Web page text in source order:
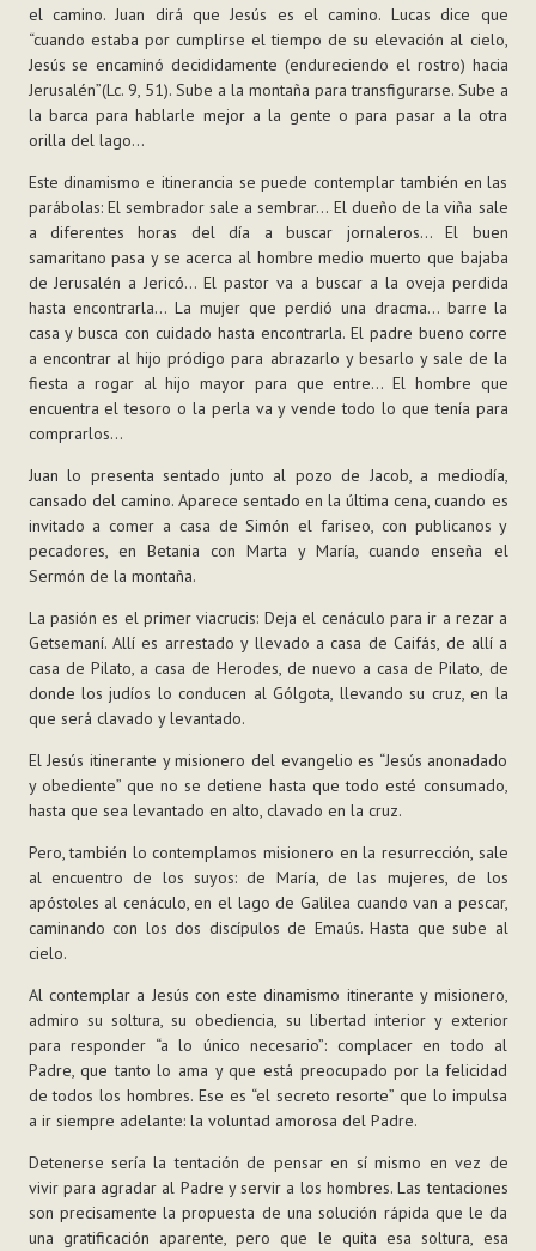
el camino. Juan dirá que Jesús es el camino. Lucas dice que
“cuando estaba por cumplirse el tiempo de su elevación al cielo,
Jesús se encaminó decididamente (endureciendo el rostro) hacia
Jerusalén”(Lc. 9, 51). Sube a la montaña para transfigurarse. Sube a
la barca para hablarle mejor a la gente o para pasar a la otra
orilla del lago…
Este dinamismo e itinerancia se puede contemplar también en las
parábolas: El sembrador sale a sembrar… El dueño de la viña sale
a diferentes horas del día a buscar jornaleros… El buen
samaritano pasa y se acerca al hombre medio muerto que bajaba
de Jerusalén a Jericó… El pastor va a buscar a la oveja perdida
hasta encontrarla… La mujer que perdió una dracma… barre la
casa y busca con cuidado hasta encontrarla. El padre bueno corre
a encontrar al hijo pródigo para abrazarlo y besarlo y sale de la
fiesta a rogar al hijo mayor para que entre… El hombre que
encuentra el tesoro o la perla va y vende todo lo que tenía para
comprarlos…
Juan lo presenta sentado junto al pozo de Jacob, a mediodía,
cansado del camino. Aparece sentado en la última cena, cuando es
invitado a comer a casa de Simón el fariseo, con publicanos y
pecadores, en Betania con Marta y María, cuando enseña el
Sermón de la montaña.
La pasión es el primer viacrucis: Deja el cenáculo para ir a rezar a
Getsemaní. Allí es arrestado y llevado a casa de Caifás, de allí a
casa de Pilato, a casa de Herodes, de nuevo a casa de Pilato, de
donde los judíos lo conducen al Gólgota, llevando su cruz, en la
que será clavado y levantado.
El Jesús itinerante y misionero del evangelio es “Jesús anonadado
y obediente” que no se detiene hasta que todo esté consumado,
hasta que sea levantado en alto, clavado en la cruz.
Pero, también lo contemplamos misionero en la resurrección, sale
al encuentro de los suyos: de María, de las mujeres, de los
apóstoles al cenáculo, en el lago de Galilea cuando van a pescar,
caminando con los dos discípulos de Emaús. Hasta que sube al
cielo.
Al contemplar a Jesús con este dinamismo itinerante y misionero,
admiro su soltura, su obediencia, su libertad interior y exterior
para responder “a lo único necesario”: complacer en todo al
Padre, que tanto lo ama y que está preocupado por la felicidad
de todos los hombres. Ese es “el secreto resorte” que lo impulsa
a ir siempre adelante: la voluntad amorosa del Padre.
Detenerse sería la tentación de pensar en sí mismo en vez de
vivir para agradar al Padre y servir a los hombres. Las tentaciones
son precisamente la propuesta de una solución rápida que le da
una gratificación aparente, pero que le quita esa soltura, esa